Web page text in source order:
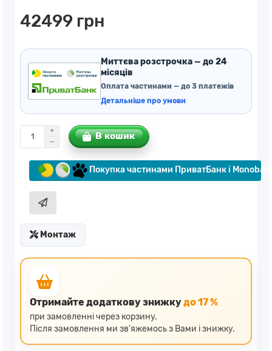
42499 грн
Миттєва розстрочка — до 24
місяців
Оплата частинами — до 3 платежів
Детальніше про умови
В кошик
Покупка частинами ПриватБанк і
Монтаж
Отримайте додаткову знижкудо 17 %
при замовленні через корзину.
Після замовлення ми зв'яжемось з Вами і знижку.